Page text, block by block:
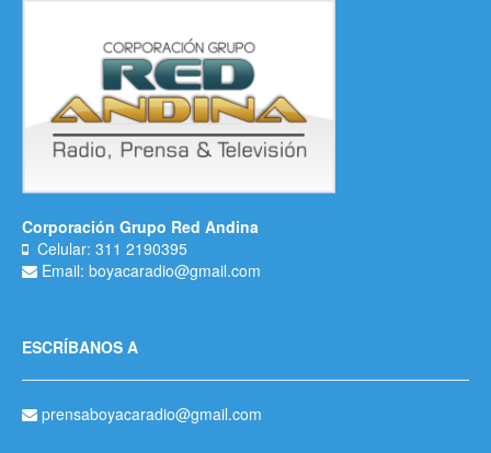
Corporación Grupo Red Andina
Celular: 311 2190395
Email: boyacaradio@gmail.com
ESCRÍBANOS A
prensaboyacaradio@gmail.com